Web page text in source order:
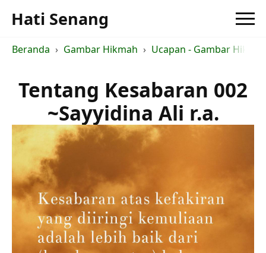
Hati Senang
Beranda Gambar Hikmah Ucapan - Gambar
Tentang Kesabaran 002
~Sayyidina Ali r.a.